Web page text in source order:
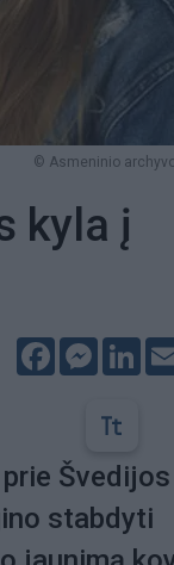
© Asmeninio
kyla į
Facebook
Švedijos
stabdyti